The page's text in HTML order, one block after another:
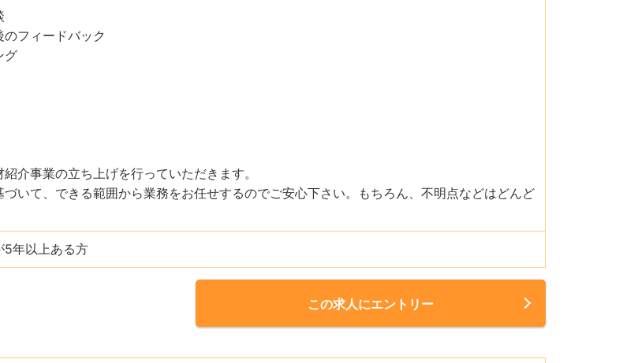
のフィードバック
グ
介事業の立ち上げを行っていただきます。
いて、できる範囲から業務をお任せするのでご安心下さい。もちろん、不明点などはどんど
5年以上ある方
この求人にエントリー